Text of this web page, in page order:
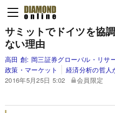
サミットでドイツを協
ない理由
高田 創: 岡三証券グローバル・リサ
政策・マーケット
経済分析の哲人
2016年5月25日 5:02
会員限定